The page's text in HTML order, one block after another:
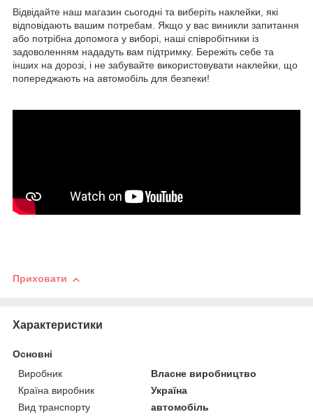
Відвідайте наш магазин сьогодні та виберіть наклейки, які
відповідають вашим потребам. Якщо у вас виникли запитання
або потрібна допомога у виборі, наші співробітники із
задоволенням нададуть вам підтримку. Бережіть себе та
інших на дорозі, і не забувайте використовувати наклейки, що
попереджають на автомобіль для безпеки!
Приховати
Характеристики
Основні
Виробник
Власне виробництво
Країна виробник
Україна
Вид транспорту
автомобіль